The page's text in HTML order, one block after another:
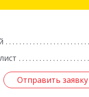
Отправить заявку
Отправить заявку